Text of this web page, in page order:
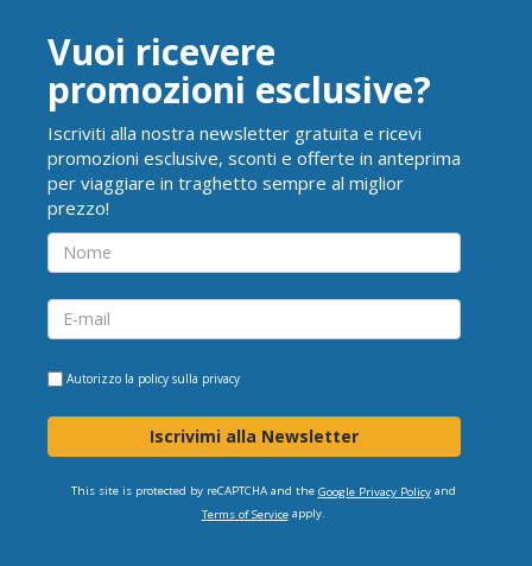
Vuoi ricevere
promozioni esclusive?
Iscriviti alla nostra newsletter gratuita e ricevi
promozioni esclusive, sconti e offerte in anteprima
per viaggiare in traghetto sempre al miglior
prezzo!
Autorizzo la policy sulla privacy
Iscrivimi alla Newsletter
This site is protected by reCAPTCHA and the Google Privacy Policyand
Terms of Serviceapply.